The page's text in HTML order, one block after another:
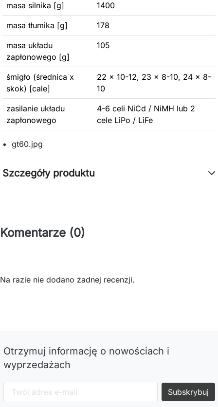
masa silnika [g] 1400
masa tłumika [g] 178
masa układu
zapłonowego [g]
105
śmigło (średnica x
skok) [cale]
22 x 10-12, 23 x 8-10, 24 x 8-
10
zasilanie układu
zapłonowego
4-6 celi NiCd / NiMH lub 2
cele LiPo / LiFe
gt60.jpg
Szczegóły produktu
Komentarze (0)
Na razie nie dodano żadnej recenzji.
Otrzymuj informację o nowościach i
wyprzedażach